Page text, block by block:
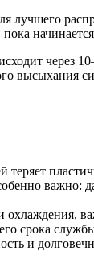
лучшего
через
высыхания
важно:
срока
и